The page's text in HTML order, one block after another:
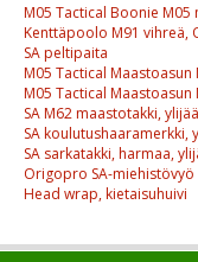
M05 Tactical Boonie M05
Kenttäpoolo M91 vihreä,
SA peltipaita
M05 Tactical Maastoasun
M05 Tactical Maastoasun
SA M62 maastotakki,
SA koulutushaaramerkki,
SA sarkatakki, harmaa,
Origopro SA-miehistövyö
Head wrap, kietaisuhuivi